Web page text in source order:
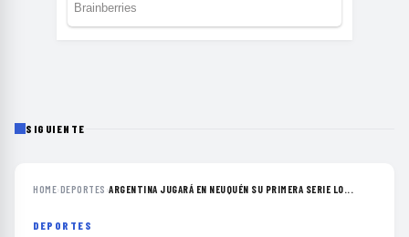
SIGUIENTE
HOME›DEPORTES ›ARGENTINA JUGARÁ EN NEUQUÉN SU PRIMERA SERIE LO...
DEPORTES